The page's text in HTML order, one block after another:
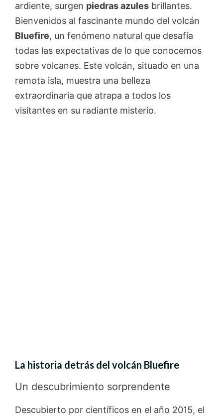
ardiente, surgen piedras azules brillantes.
Bienvenidos al fascinante mundo del volcán
Bluefire, un fenómeno natural que desafía
todas las expectativas de lo que conocemos
sobre volcanes. Este volcán, situado en una
remota isla, muestra una belleza
extraordinaria que atrapa a todos los
visitantes en su radiante misterio.
La historia detrás del volcán Bluefire
Un descubrimiento sorprendente
Descubierto por científicos en el año 2015, el